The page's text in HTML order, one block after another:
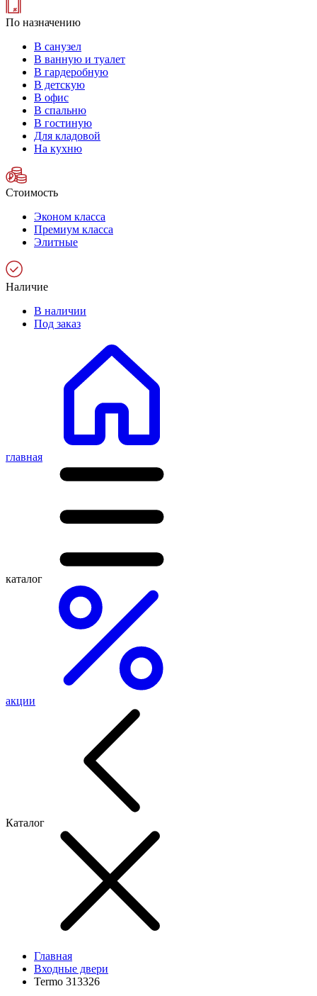
По назначению
В санузел
В ванную и туалет
В гардеробную
В детскую
В офис
В спальню
В гостиную
Для кладовой
На кухню
Стоимость
Эконом класса
Премиум класса
Элитные
Наличие
В наличии
Под заказ
главная
каталог
акции
Каталог
Главная
Входные двери
Termo 313326